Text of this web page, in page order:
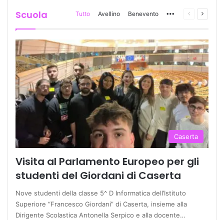
Scuola Tutto Avellino Benevento More Pagina
Caserta
Visita al Parlamento Europeo per gli
studenti del Giordani di Caserta
Nove studenti della classe 5^ D Informatica dell’Istituto
Superiore “Francesco Giordani” di Caserta, insieme alla
Dirigente Scolastica Antonella Serpico e alla docente…